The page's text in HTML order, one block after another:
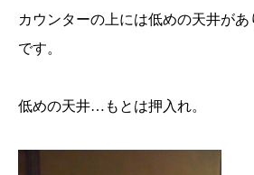
カウンターの上には低めの天井が
です。
低めの天井…もとは押入れ。